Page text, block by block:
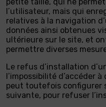
l’utilisateur, mais qui
relatives à la navigation
données ainsi obtenues
ultérieure sur le site, et
permettre diverses
Le refus d’installation
l’impossibilité d’accéder
peut toutefois configurer
suivante, pour refuser